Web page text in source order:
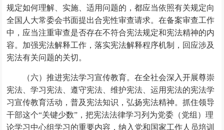
规定如何理解、实施、适用问题的，都应当依照有关规定向
全国人大常委会书面提出合宪性审查请求。在备案审查工作
中，应当注重审查是否存在不符合宪法规定和宪法精神的内
容。加强宪法解释工作，落实宪法解释程序机制，回应涉及
宪法有关问题的关切。
（六）推进宪法学习宣传教育。在全社会深入开展尊崇
宪法、学习宪法、遵守宪法、维护宪法、运用宪法的宪法学
习宣传教育活动，普及宪法知识，弘扬宪法精神。抓住领导
干部这个“关键少数”，把宪法法律学习列为党委（党组）理
论学习中心组学习的重要内容，纳入党和国家工作人员培训